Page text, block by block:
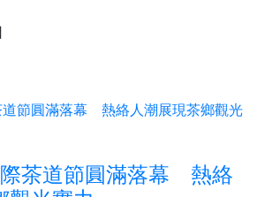
茶道節圓滿落幕 熱絡